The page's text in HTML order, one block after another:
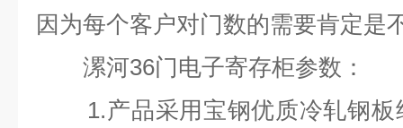
因为每个客户对门数的需要肯定是
漯河36门电子寄存柜参数：
1.产品采用宝钢优质冷轧钢板